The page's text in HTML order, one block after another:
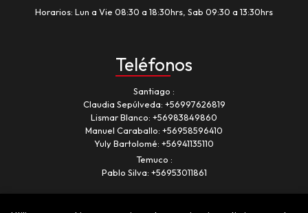
Horarios: Lun a Vie 08:30 a 18:30hrs, Sab 09:30 a 13:30hrs
Teléfonos
Santiago
Claudia Sepúlveda: +56997626819
Lismar Blanco: +56983849860
Manuel Caraballo: +56958596410
Yuly Bartolomé: +56941135110
Temuco
Pablo Silva: +56953011861